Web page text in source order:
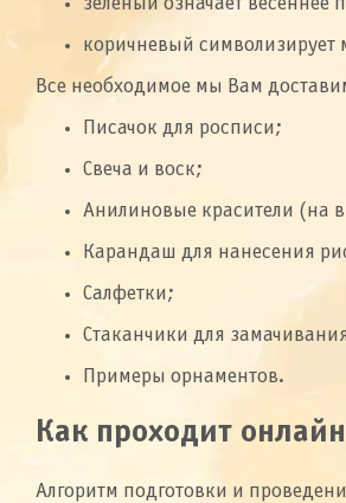
зеленый означает весеннее
коричневый
Все необходимое мы Вам
Писачок для росписи;
Свеча и воск;
Анилиновые красители (на
Карандаш для нанесения
Салфетки;
Стаканчики для
Примеры орнаментов.
Как проходит
Алгоритм подготовки и